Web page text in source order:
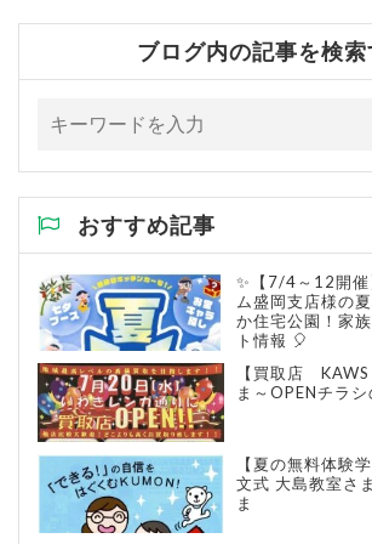
ブログ内の記事を検索
おすすめ記事
✨【7/4～12開催
ム盛岡支店様の
か住宅公園！家
ト情報 🎈
【買取店
ま～OPENチラシ
【夏の無料体験
文式 大島教室さ
ま